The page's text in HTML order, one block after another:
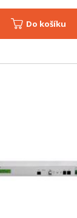
Do košíku